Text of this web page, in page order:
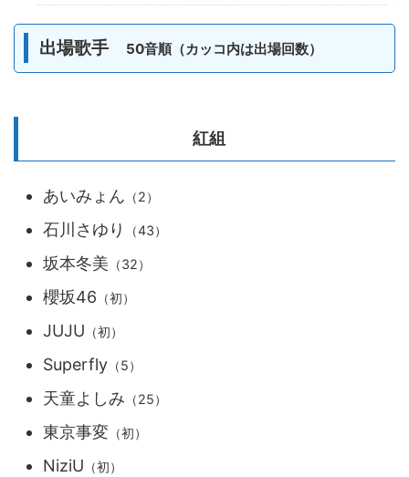
出場歌手 50音順（カッコ内は出場回数）
紅組
あいみょん （2）
石川さゆり （43）
坂本冬美 （32）
櫻坂46 （初）
JUJU （初）
Superfly （5）
天童よしみ （25）
東京事変 （初）
NiziU （初）